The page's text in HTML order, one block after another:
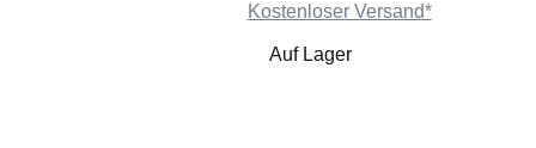
Kostenloser Versand*
Auf Lager